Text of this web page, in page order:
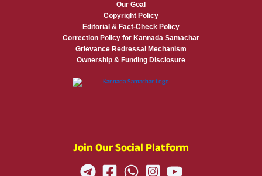
Our Goal
Copyright Policy
Editorial & Fact-Check Policy
Correction Policy for Kannada Samachar
Grievance Redressal Mechanism
Ownership & Funding Disclosure
Join Our Social Platform